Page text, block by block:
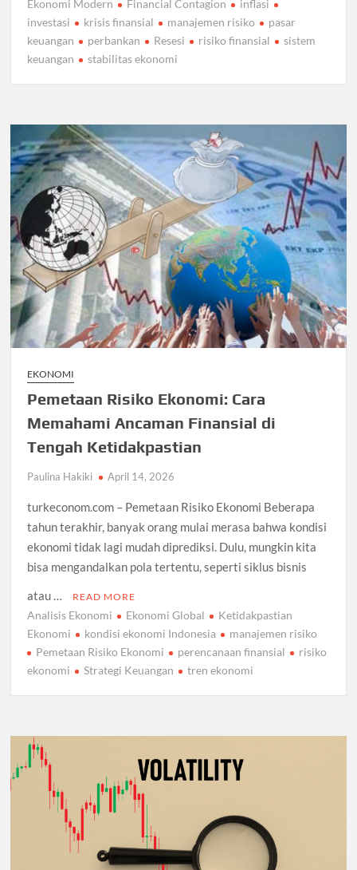
Ekonomi Modern Financial Contagion
inflasi
investasi
krisis finansial manajemen risiko
pasar
keuangan
perbankan Resesi risiko finansial
sistem
keuangan
stabilitas ekonomi
EKONOMI
Pemetaan Risiko Ekonomi: Cara
Memahami Ancaman Finansial di
Tengah Ketidakpastian
Paulina Hakiki April 14, 2026
turkeconom.com – Pemetaan Risiko Ekonomi Beberapa
tahun terakhir, banyak orang mulai merasa bahwa kondisi
ekonomi tidak lagi mudah diprediksi. Dulu, mungkin kita
bisa mengandalkan pola tertentu, seperti siklus bisnis
atau …
READ MORE
Analisis Ekonomi Ekonomi Global
Ketidakpastian
Ekonomi
kondisi ekonomi Indonesia
manajemen risiko
Pemetaan Risiko Ekonomi
perencanaan finansial
risiko
ekonomi
Strategi Keuangan tren ekonomi